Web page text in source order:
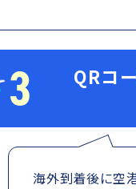
3
QRコ
海外到着後に空